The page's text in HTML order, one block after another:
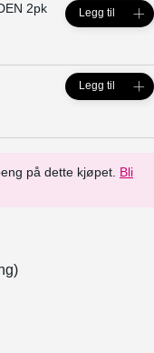
på dette kjøpet. Bli
2pk Legg til
Legg til